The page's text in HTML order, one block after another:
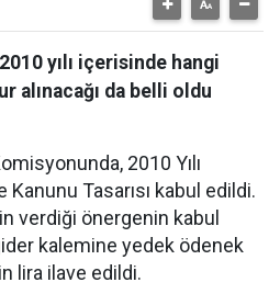
yılı içerisinde hangi
alınacağı da belli oldu
2010 Yılı
Tasarısı kabul edildi.
verdiği önergenin kabul
kalemine yedek ödenek
lira ilave edildi.